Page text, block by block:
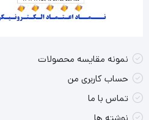
نمونه مقایسه محصولات
حساب کاربری من
تماس با ما